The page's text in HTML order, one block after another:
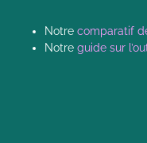
Notre comparatif
Notre guide sur